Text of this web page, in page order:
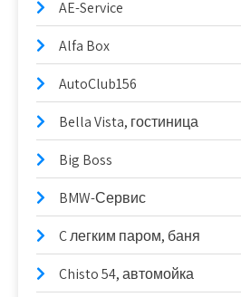
AE-Service
Alfa Box
AutoClub156
Bella Vista, гостиница
Big Boss
BMW-Сервис
C легким паром, баня
Chisto 54, автомойка